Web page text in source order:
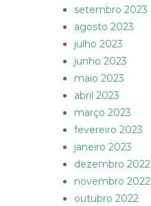
setembro 2023
agosto 2023
julho 2023
junho 2023
maio 2023
abril 2023
março 2023
fevereiro 2023
janeiro 2023
dezembro 2022
novembro 2022
outubro 2022